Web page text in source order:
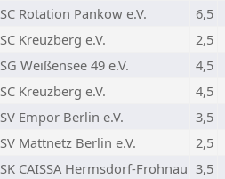
SC Rotation Pankow e.V. 6,5
SC Kreuzberg e.V. 2,5
SG Weißensee 49 e.V. 4,5
SC Kreuzberg e.V. 4,5
SV Empor Berlin e.V. 3,5
SV Mattnetz Berlin e.V. 2,5
SK CAISSA Hermsdorf-Frohnau 3,5